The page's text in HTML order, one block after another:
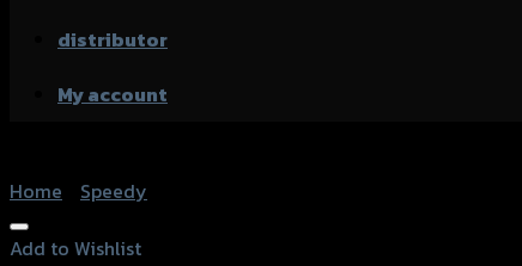
distributor
My account
Home
Speedy
Add to Wishlist